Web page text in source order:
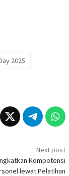
2025
Next post
Kompetensi
lewat Pelatihan